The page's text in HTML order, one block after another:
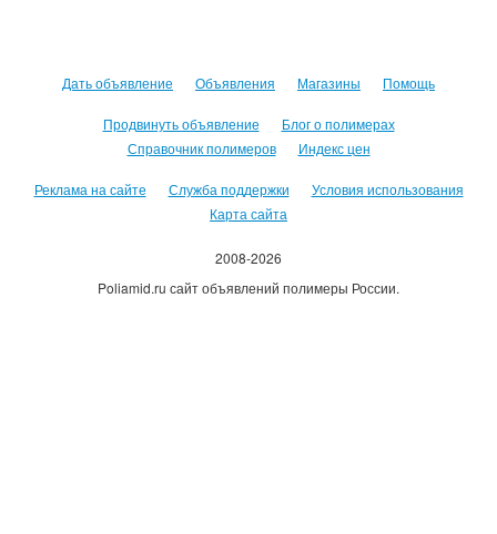
Дать объявление Объявления Магазины Помощь
Продвинуть объявление
Блог о полимерах
Справочник полимеров
Индекс цен
Реклама на сайте Служба поддержки
Условия использования
Карта сайта
2008-2026
Poliamid.ru сайт объявлений полимеры России.